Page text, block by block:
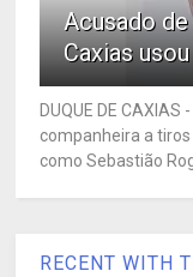
Acusado
Caxias
DUQUE DE
companheira a
como Sebastião
RECENT WITH